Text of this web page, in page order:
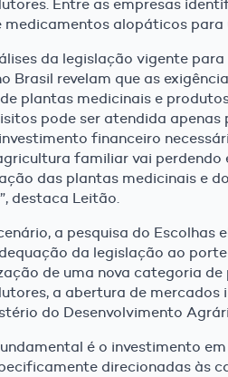
Entre as empresas
alopáticos para
da legislação vigente
Brasil revelam que as
plantas medicinais e
pode ser atendida
financeiro
familiar vai perdendo
das plantas medicinais e
destaca Leitão.
a pesquisa do
da legislação ao
de uma nova categoria
a abertura de
do Desenvolvimento
é o investimento
direcionadas às